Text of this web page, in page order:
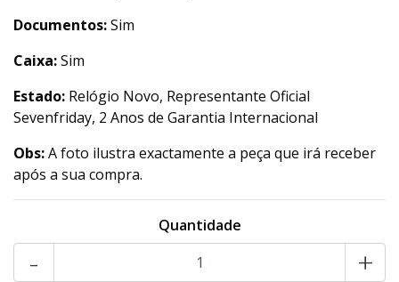
Documentos:Sim
Caixa:Sim
Estado: Relógio Novo, Representante Oficial
Sevenfriday, 2 Anos de Garantia Internacional
Obs:A foto ilustra exactamente a peça que irá receber
após a sua compra.
Quantidade
- +